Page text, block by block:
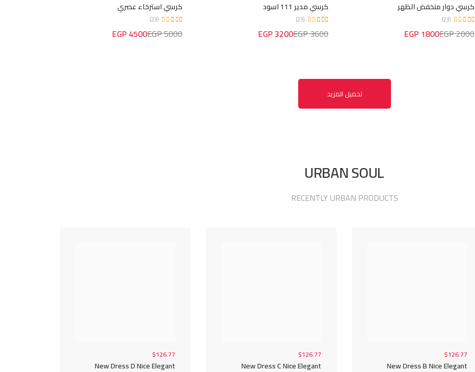
كرسي دوار منخفض الظهر
(23)
2000 EGP
1800 EGP
كرسي مدير 111 اسود
(23)
3600 EGP
3200 EGP
كرسي استرخاء عصري
(23)
5000 EGP
4500 EGP
تحميل المزيد
URBAN SOUL
RECENTLY URBAN PRODUCTS
$126.77
New Dress B Nice Elegant
$126.77
New Dress C Nice Elegant
$126.77
New Dress D Nice Elegant